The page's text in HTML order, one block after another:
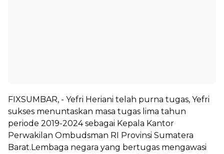
FIXSUMBAR, - Yefri Heriani telah purna tugas, Yefri
sukses menuntaskan masa tugas lima tahun
periode 2019-2024 sebagai Kepala Kantor
Perwakilan Ombudsman RI Provinsi Sumatera
Barat.Lembaga negara yang bertugas mengawasi